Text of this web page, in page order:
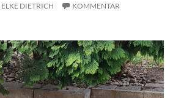
ELKE DIETRICH
KOMMENTAR